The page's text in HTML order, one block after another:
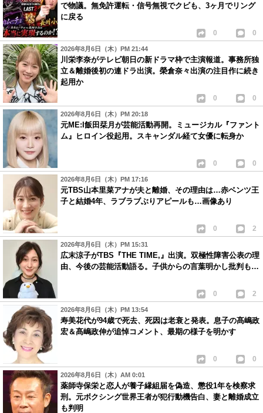
で物議。無免許運転・信号無視でクビも、3ヶ月でリング
に戻る
0 0
2026年8月6日（木）PM 21:44
川栄李奈がテレビ朝日の新ドラマ枠で主演報道。事務所独
立＆離婚後初の連ドラ出演。榮倉奈々出演の注目作に続き
起用か
0 0
2026年8月6日（木）PM 20:18
元ME:I飯田栞月が芸能活動再開。ミュージカル『ファント
ム』ヒロイン役起用。スキャンダル経て女優に転身か
0 0
2026年8月6日（木）PM 17:16
元TBS山本里菜アナが夫と離婚、その理由は…赤ベンツ王
子と結婚4年、ラブラブぶりアピールも…画像あり
0 2
2026年8月6日（木）PM 15:31
広末涼子がTBS『THE TIME,』出演。双極性障害公表の理
由、今後の芸能活動語る。子供からの言葉明かし批判も…
0 2
2026年8月6日（木）PM 13:54
寿美花代が94歳で死去、死因は老衰と発表。息子の髙嶋政
宏＆髙嶋政伸が追悼コメント、最期の様子を明かす
0 0
2026年8月6日（木）AM 0:01
薬師寺保栄と恋人が養子縁組届を偽造、懲役1年を検察求
刑。元ボクシング世界王者が犯行動機告白、妻と離婚成立
も判明